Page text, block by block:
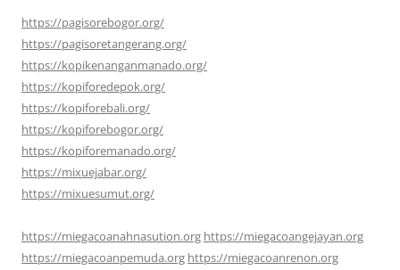
https://pagisorebogor.org/
https://pagisoretangerang.org/
https://kopikenanganmanado.org/
https://kopiforedepok.org/
https://kopiforebali.org/
https://kopiforebogor.org/
https://kopiforemanado.org/
https://mixuejabar.org/
https://mixuesumut.org/
https://miegacoanahnasution.org https://miegacoangejayan.org
https://miegacoanpemuda.org https://miegacoanrenon.org